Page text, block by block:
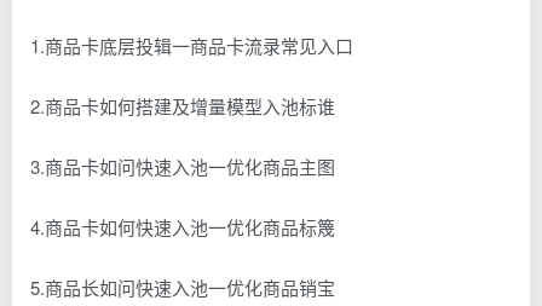
1.商品卡底层投辑一商品卡流录常见入口
2.商品卡如何搭建及增量模型入池标谁
3.商品卡如问快速入池一优化商品主图
4.商品卡如何快速入池一优化商品标篾
5.商品长如问快速入池一优化商品销宝